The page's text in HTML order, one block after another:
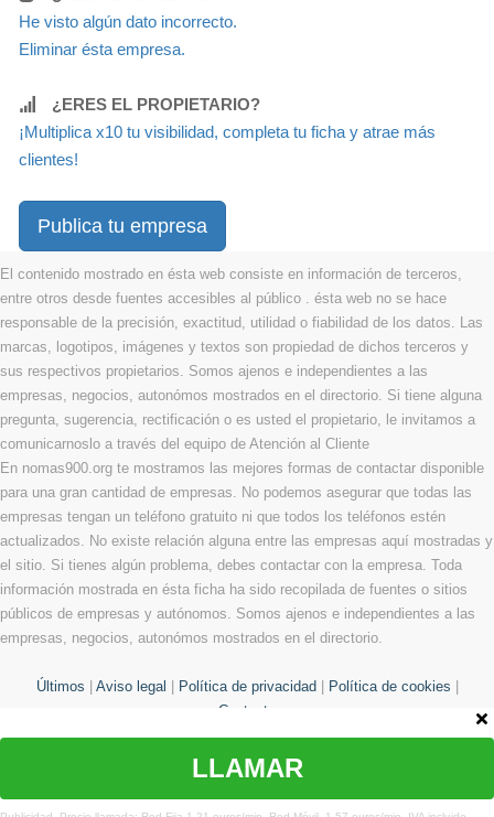
He visto algún dato incorrecto.
Eliminar ésta empresa.
¿ERES EL PROPIETARIO?
¡Multiplica x10 tu visibilidad, completa tu ficha y atrae más
clientes!
Publica tu empresa
El contenido mostrado en ésta web consiste en información de terceros,
entre otros desde fuentes accesibles al público . ésta web no se hace
responsable de la precisión, exactitud, utilidad o fiabilidad de los datos. Las
marcas, logotipos, imágenes y textos son propiedad de dichos terceros y
sus respectivos propietarios. Somos ajenos e independientes a las
empresas, negocios, autonómos mostrados en el directorio. Si tiene alguna
pregunta, sugerencia, rectificación o es usted el propietario, le invitamos a
comunicarnoslo a través del equipo de Atención al Cliente
En nomas900.org te mostramos las mejores formas de contactar disponible
para una gran cantidad de empresas. No podemos asegurar que todas las
empresas tengan un teléfono gratuito ni que todos los teléfonos estén
actualizados. No existe relación alguna entre las empresas aquí mostradas y
el sitio. Si tienes algún problema, debes contactar con la empresa. Toda
información mostrada en ésta ficha ha sido recopilada de fuentes o sitios
públicos de empresas y autónomos. Somos ajenos e independientes a las
empresas, negocios, autonómos mostrados en el directorio.
Últimos Aviso legal Política de privacidad Política de cookies
Contacto
¿Te hemos ayudado?
LLAMAR